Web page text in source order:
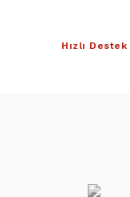
Hızlı Destek